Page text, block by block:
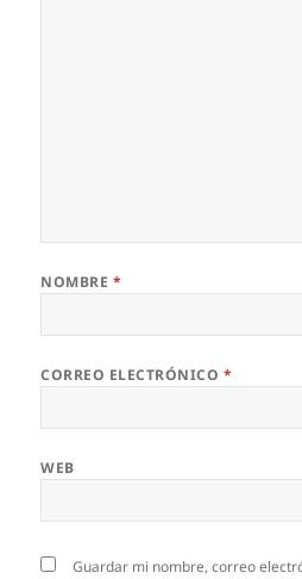
NOMBRE *
CORREO ELECTRÓNICO *
WEB
Guardar mi nombre, correo